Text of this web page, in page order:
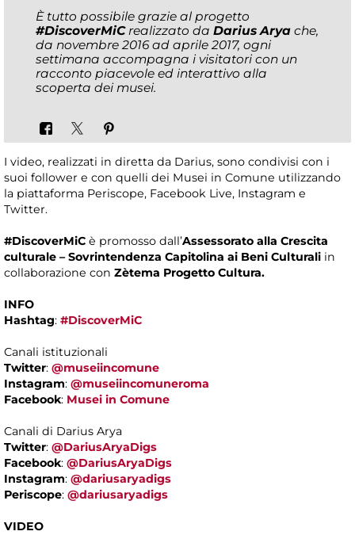
È tutto possibile grazie al progetto
#DiscoverMiCrealizzato da Darius Arya che,
da novembre 2016 ad aprile 2017, ogni
settimana accompagna i visitatori con un
racconto piacevole ed interattivo alla
scoperta dei musei.
I video, realizzati in diretta da Darius, sono condivisi con i
suoi follower e con quelli dei Musei in Comune utilizzando
la piattaforma Periscope, Facebook Live, Instagram e
Twitter.
#DiscoverMiC è promosso dall’Assessorato alla Crescita
culturale – Sovrintendenza Capitolina ai Beni Culturali in
collaborazione con Zètema Progetto Cultura.
INFO
Hashtag: #DiscoverMiC
Canali istituzionali
Twitter: @museiincomune
Instagram: @museiincomuneroma
Facebook: Musei in Comune
Canali di Darius Arya
Twitter: @DariusAryaDigs
Facebook: @DariusAryaDigs
Instagram: @dariusaryadigs
Periscope: @dariusaryadigs
VIDEO